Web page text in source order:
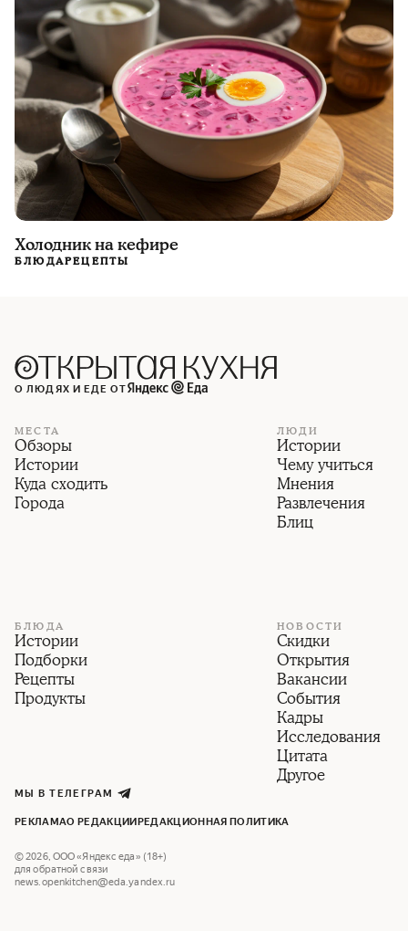
Холодник на кефире
БЛЮДАРЕЦЕПТЫ
О ЛЮДЯХ И ЕДЕ ОТ
МЕСТА
Обзоры
Истории
Куда сходить
Города
ЛЮДИ
Истории
Чему учиться
Мнения
Развлечения
Блиц
БЛЮДА
Истории
Подборки
Рецепты
Продукты
НОВОСТИ
Скидки
Открытия
Вакансии
События
Кадры
Исследования
Цитата
Другое
МЫ В ТЕЛЕГРАМ
РЕКЛАМАО РЕДАКЦИИРЕДАКЦИОННАЯ ПОЛИТИКА
©2026, ООО «Яндекс еда» (18+)
для обратной связи
news.openkitchen@eda.yandex.ru